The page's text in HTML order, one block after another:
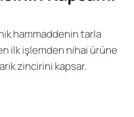
hammaddenin tarla
ilk işlemden nihai ürüne
zincirini kapsar.